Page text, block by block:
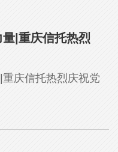
|重庆信托热烈
庆信托热烈庆祝党